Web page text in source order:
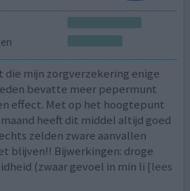
die mijn zorgverzekering enige
bevatte meer pepermunt
effect. Met op het hoogtepunt
heeft dit middel altijd goed
zelden zware aanvallen
blijven!! Bijwerkingen: droge
(zwaar gevoel in min li [lees